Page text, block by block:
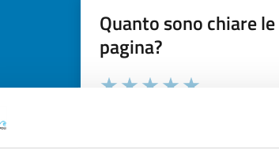
Quanto sono chiare
pagina?
Valuta la chiarezza delle informazioni (da 1 a
Seleziona il numero di stelle